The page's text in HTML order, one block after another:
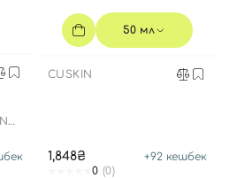
50 мл
CUSKIN
1,848₴ +92 кешбек
0 (0)
авторизации/регистрации, вы
Пользовательские соглашения
Далее